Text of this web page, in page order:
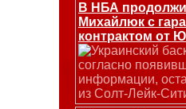
В НБА
Михайлюк с
контрактом от
Украинский
согласно
информации,
из Солт-Лейк-